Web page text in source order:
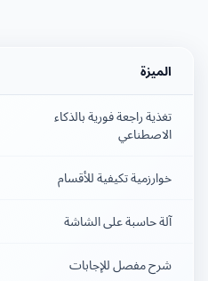
الميزة
تغذية راجعة فورية بالذكاء
الاصطناعي
خوارزمية تكيفية للأقسام
آلة حاسبة على الشاشة
شرح مفصل للإجابات